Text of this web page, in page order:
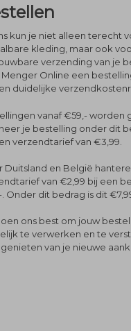
kun je niet alleen terecht
kleding, maar ook
verzending van je
Menger Online een
duidelijke
vanaf €59,- worden
je bestelling onder dit
verzendtarief van €3,99.
Duitsland en België
van €2,99 bij een
Onder dit bedrag is dit
ons best om jouw
te verwerken en te
van je nieuwe